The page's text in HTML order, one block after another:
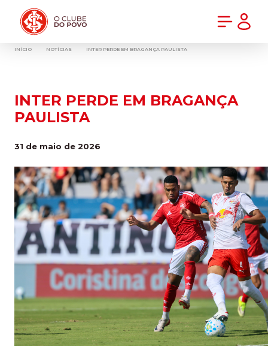
INÍCIO NOTÍCIAS INTER PERDE EM BRAGANÇA PAULISTA
INTER PERDE EM BRAGANÇA
PAULISTA
31 de maio de 2026